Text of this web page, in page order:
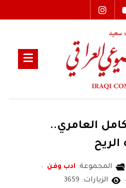
العامري..
المجموعة: ادب وفن
الزيارات: 3659